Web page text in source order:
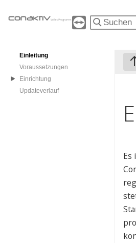
Einleitung
Voraussetzungen
Einrichtung
Updateverlauf
Es